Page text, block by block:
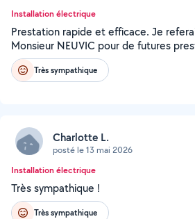
Installation électrique
Prestation rapide et efficace. Je
Monsieur NEUVIC pour de futures
Très sympathique
Charlotte L.
posté le 13 mai 2026
Installation électrique
Très sympathique !
Très sympathique